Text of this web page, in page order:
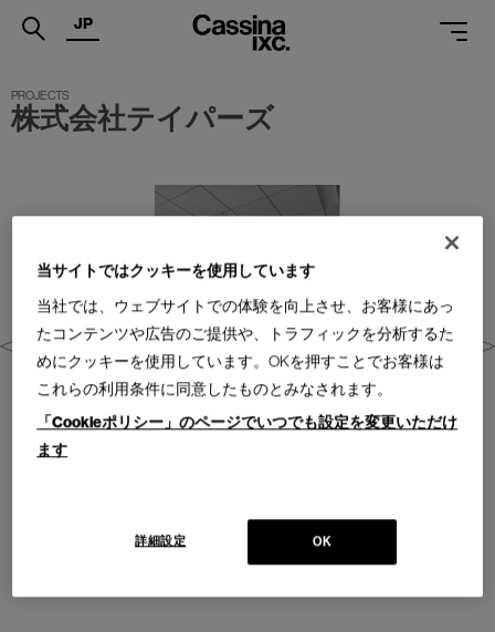
.
PRODUCTS
PROJECTS
MAGAZINE
SUPPORT
SHOPS
CATALOGUES
PROFESSIONAL
JP
株式会社テイパーズ
当サイトではクッキーを使用しています
当社では、ウェブサイトでの体験を向上させ、お客様にあっ
たコンテンツや広告のご提供や、トラフィックを分析するた
めにクッキーを使用しています。OKを押すことでお客様は
これらの利用条件に同意したものとみなされます。
「Cookieポリシー」のページでいつでも設定を変更いただけ
ます
OK
詳細設定